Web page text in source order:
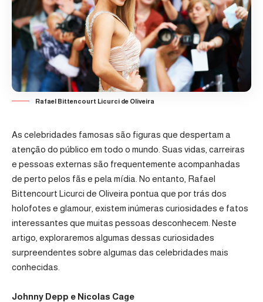
Rafael Bittencourt Licurci de Oliveira
As celebridades famosas são figuras que despertam a
atenção do público em todo o mundo. Suas vidas, carreiras
e pessoas externas são frequentemente acompanhadas
de perto pelos fãs e pela mídia. No entanto, Rafael
Bittencourt Licurci de Oliveira pontua que por trás dos
holofotes e glamour, existem inúmeras curiosidades e fatos
interessantes que muitas pessoas desconhecem. Neste
artigo, exploraremos algumas dessas curiosidades
surpreendentes sobre algumas das celebridades mais
conhecidas.
Johnny Depp e Nicolas Cage